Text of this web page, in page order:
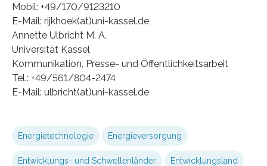
Mobil: +49/170/9123210
E-Mail: rijkhoek(at)uni-kassel.de
Annette Ulbricht M. A.
Universität Kassel
Kommunikation, Presse- und Öffentlichkeitsarbeit
Tel.: +49/561/804-2474
E-Mail: ulbricht(at)uni-kassel.de
Energietechnologie Energieversorgung
Entwicklungs- und Schwellenländer Entwicklungsland